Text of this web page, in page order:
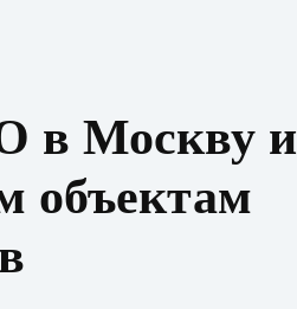
в Москву и
объектам